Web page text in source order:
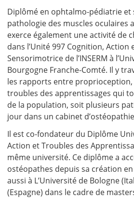
Diplômé en ophtalmo-pédiatrie et
pathologie des muscles oculaires
exerce également une activité de
dans l’Unité 997 Cognition, Action
Sensorimotrice de l’INSERM à
Bourgogne Franche-Comté. Il y
les rapports entre
troubles des apprentissages qui
de la population, soit plusieurs
jour dans un cabinet
Il est co-fondateur du Diplôme
Action et Troubles des
même université. Ce diplôme a
ostéopathes depuis sa création
aussi à L’Université de Bologne
(Espagne) dans le cadre de